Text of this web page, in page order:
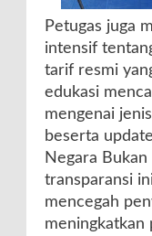
Petugas juga
intensif
tarif resmi
edukasi
mengenai
beserta
Negara Bukan
transparansi
mencegah
meningkatkan